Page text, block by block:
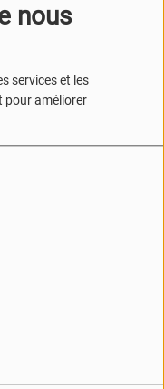
nous
services et les
pour améliorer
vous embarque
:
sans alcool — une
envoûtant